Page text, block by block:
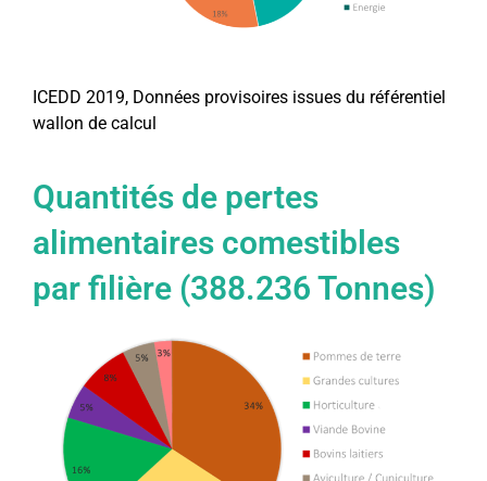
ICEDD 2019, Données provisoires issues du référentiel
wallon de calcul
Quantités de pertes
alimentaires comestibles
par filière (388.236 Tonnes)